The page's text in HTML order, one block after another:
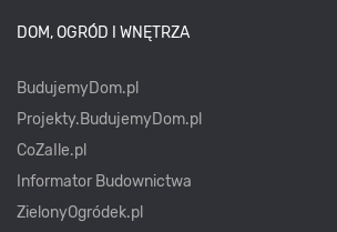
DOM, OGRÓD I WNĘTRZA
BudujemyDom.pl
Projekty.BudujemyDom.pl
CoZaIle.pl
Informator Budownictwa
ZielonyOgródek.pl